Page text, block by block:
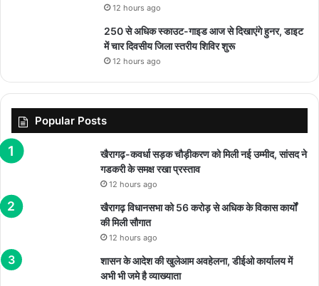
12 hours ago
250 से अधिक स्काउट-गाइड आज से दिखाएंगे हुनर, डाइट
में चार दिवसीय जिला स्तरीय शिविर शुरू
12 hours ago
Popular Posts
खैरागढ़-कवर्धा सड़क चौड़ीकरण को मिली नई उम्मीद, सांसद ने
गडकरी के समक्ष रखा प्रस्ताव
12 hours ago
खैरागढ़ विधानसभा को 56 करोड़ से अधिक के विकास कार्यों
की मिली सौगात
12 hours ago
शासन के आदेश की खुलेआम अवहेलना, डीईओ कार्यालय में
अभी भी जमे है व्याख्याता